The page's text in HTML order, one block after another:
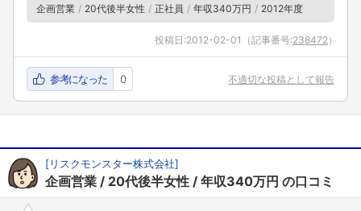
企画営業 20代後半女性 正社員 年収340万円 2012年度
投稿日:2012-02-01 （記事番号:238472 ）
参考になった 0 不適切な投稿として報告
[リスクモンスター株式会社]
企画営業 20代後半女性 年収340万円 の口コミ